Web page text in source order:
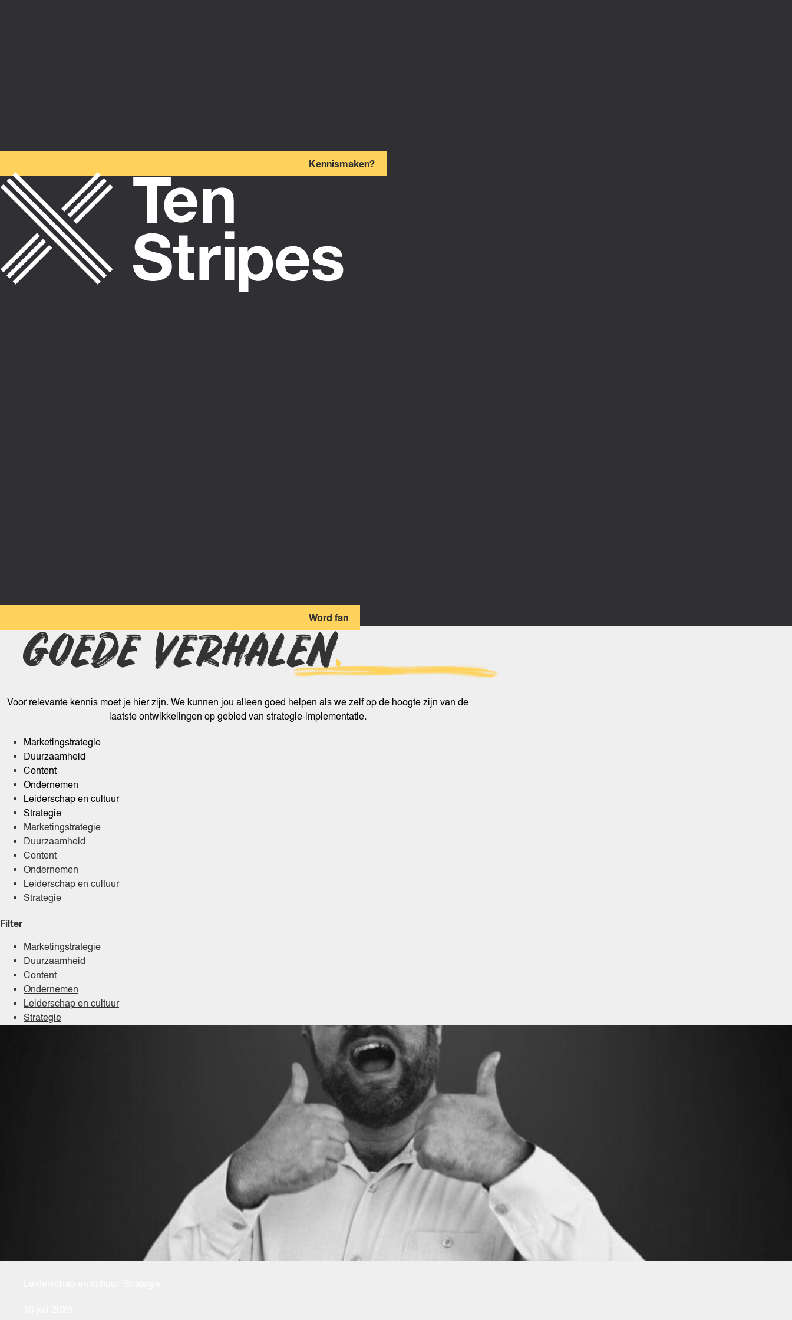
Kennismaken?
Word fan
GOEDE VERHALEN.
Voor relevante kennis moet je hier zijn. We kunnen jou alleen goed helpen als we zelf op de hoogte zijn van de
laatste ontwikkelingen op gebied van strategie-implementatie.
Marketingstrategie
Duurzaamheid
Content
Ondernemen
Leiderschap en cultuur
Strategie
Marketingstrategie
Duurzaamheid
Content
Ondernemen
Leiderschap en cultuur
Strategie
Filter
Marketingstrategie
Duurzaamheid
Content
Ondernemen
Leiderschap en cultuur
Strategie